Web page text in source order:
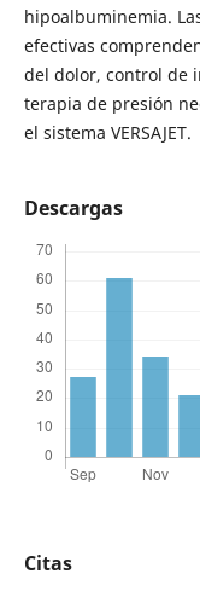
hipoalbuminemia.
efectivas
del dolor, control de
terapia de presión
el sistema VERSAJET.
Descargas
Citas